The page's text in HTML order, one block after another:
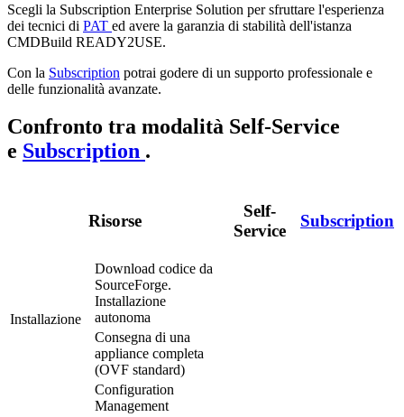
Scegli la Subscription Enterprise Solution per sfruttare l'esperienza
dei tecnici di PAT ed avere la garanzia di stabilità dell'istanza
CMDBuild READY2USE.
Con la Subscription potrai godere di un supporto professionale e
delle funzionalità avanzate.
Confronto tra modalità Self-Service
e Subscription .
Risorse
Self-
Service
Subscription
Installazione
Download codice da
SourceForge.
Installazione
autonoma
Consegna di una
appliance completa
(OVF standard)
Configuration
Management